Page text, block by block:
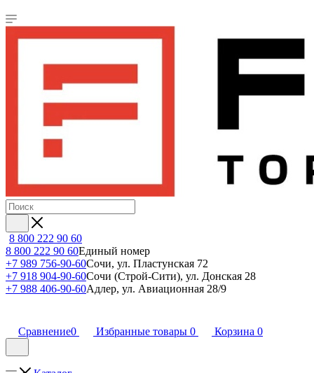
8 800 222 90 60
8 800 222 90 60Единый номер
+7 989 756-90-60Сочи, ул. Пластунская 72
+7 918 904-90-60Сочи (Строй-Сити), ул. Донская 28
+7 988 406-90-60Адлер, ул. Авиационная 28/9
Сравнение0 Избранные товары 0 Корзина 0